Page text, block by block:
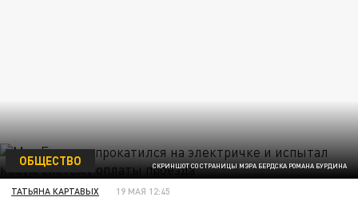
СКРИНШОТ СО СТРАНИЦЫ МЭРА БЕРДСКА РОМАНА БУРДИНА
ОБЩЕСТВО
ТАТЬЯНА КАРТАВЫХ 19 МАЯ 12:45